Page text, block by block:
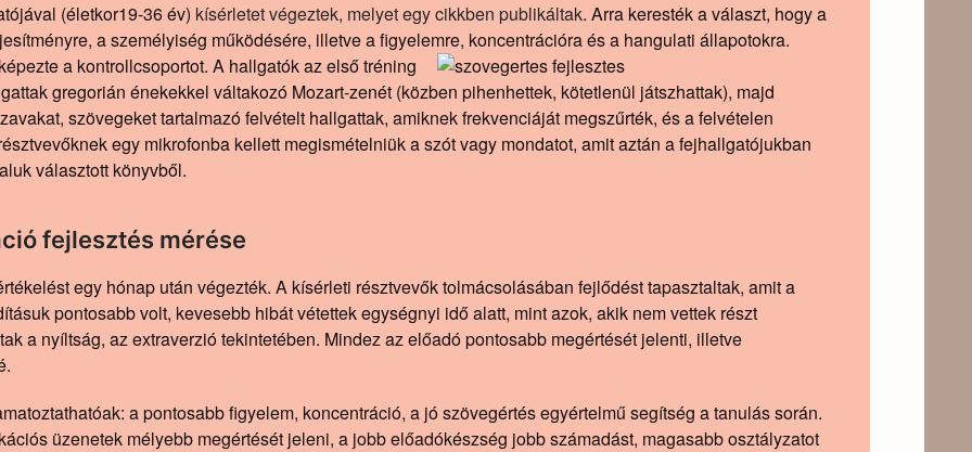
(életkor19-36 év) kísérletet végeztek, melyet egy cikkben publikáltak. Arra keresték a választ, hogy a
a személyiség működésére, illetve a figyelemre, koncentrációra és a hangulati állapotokra.
a kontrollcsoportot. A hallgatók az első tréning
gregorián énekekkel váltakozó Mozart-zenét (közben pihenhettek, kötetlenül játszhattak), majd
szövegeket tartalmazó felvételt hallgattak, amiknek frekvenciáját megszűrték, és a felvételen
egy mikrofonba kellett megismételniük a szót vagy mondatot, amit aztán a fejhallgatójukban
választott könyvből.
fejlesztés mérése
egy hónap után végezték. A kísérleti résztvevők tolmácsolásában fejlődést tapasztaltak, amit a
pontosabb volt, kevesebb hibát vétettek egységnyi idő alatt, mint azok, akik nem vettek részt
a nyíltság, az extraverzió tekintetében. Mindez az előadó pontosabb megértését jelenti, illetve
a pontosabb figyelem, koncentráció, a jó szövegértés egyértelmű segítség a tanulás során.
üzenetek mélyebb megértését jeleni, a jobb előadókészség jobb számadást, magasabb osztályzatot